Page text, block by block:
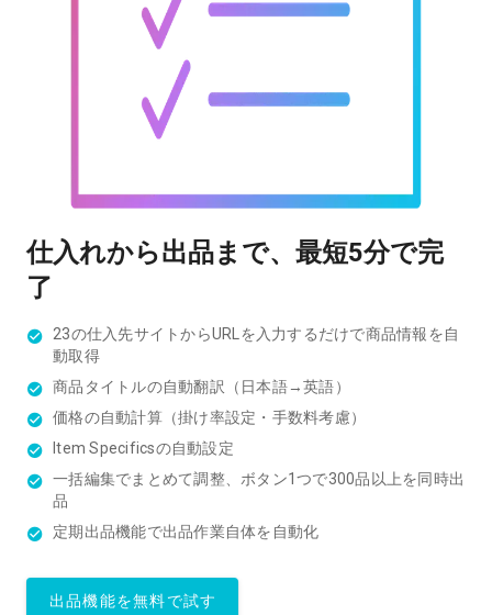
仕入れから出品まで、最短5分で完
了
23の仕入先サイトからURLを入力するだけで商品情報を自
動取得
商品タイトルの自動翻訳（日本語→英語）
価格の自動計算（掛け率設定・手数料考慮）
Item Specificsの自動設定
一括編集でまとめて調整、ボタン1つで300品以上を同時出
品
定期出品機能で出品作業自体を自動化
出品機能を無料で試す